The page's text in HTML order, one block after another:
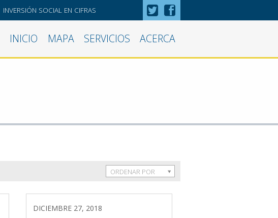
INVERSIÓN SOCIAL EN CIFRAS
INICIO MAPA SERVICIOS ACERCA
ORDENAR POR
DICIEMBRE 27, 2018